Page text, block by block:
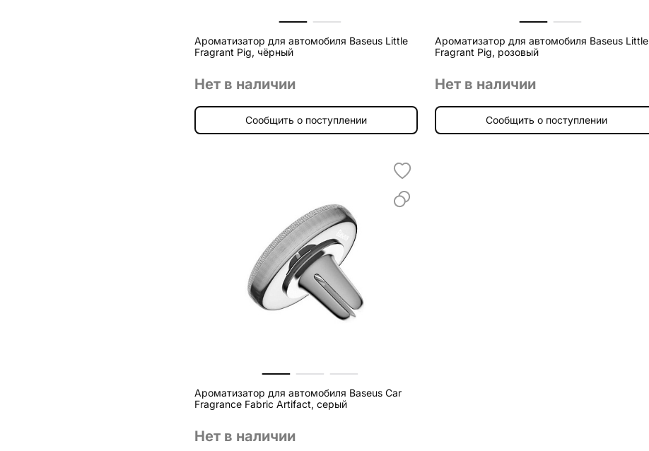
Ароматизатор для автомобиля Baseus Little
Fragrant Pig, чёрный
Нет в наличии
Сообщить о поступлении
Ароматизатор для автомобиля Baseus Little
Fragrant Pig, розовый
Нет в наличии
Сообщить о поступлении
Ароматизатор для автомобиля Baseus Car
Fragrance Fabric Artifact, серый
Нет в наличии